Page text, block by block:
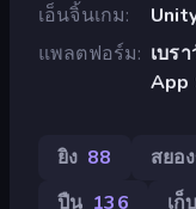
เอ็นจิ้นเกม
แพลตฟอร์ม
เบร
App
ยิง 88 สยอ
ปืน 136 เก็